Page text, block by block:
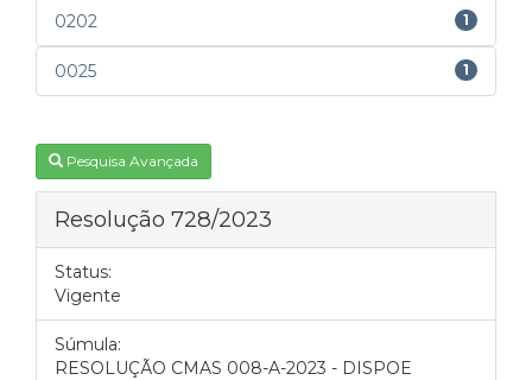
0202 1
0025 1
Pesquisa Avançada
Resolução 728/2023
Status:
Vigente
Súmula:
RESOLUÇÃO CMAS 008-A-2023 - DISPOE